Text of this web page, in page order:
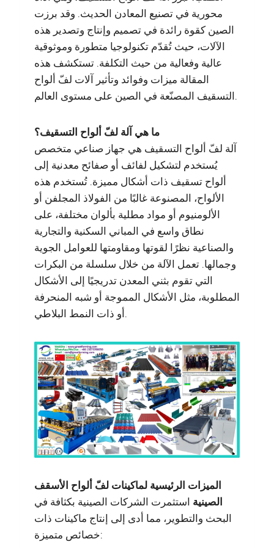
محورية في تصنيع المعادن الحديث. وقد برزت
الصين كقوة رائدة في تصميم وإنتاج وتصدير هذه
الآلات، حيث تُقدّم تكنولوجيا متطورة وموثوقية
عالية وفعالية من حيث التكلفة. تستكشف هذه
المقالة ميزات وفوائد وتأثير آلات لفّ ألواح
التسقيف المصنّعة في الصين على مستوى العالم.
ما هي آلة لفّ ألواح التسقيف؟
آلة لفّ ألواح التسقيف هي جهاز صناعي متخصص
يُستخدم لتشكيل لفائف أو صفائح معدنية إلى
ألواح تسقيف ذات أشكال مميزة. تُستخدم هذه
الألواح، المصنوعة غالبًا من الفولاذ المجلفن أو
الألومنيوم أو مواد مطلية بألوان مختلفة، على
نطاق واسع في المباني السكنية والتجارية
والصناعية نظرًا لقوتها ومقاومتها للعوامل الجوية
وجمالها. تعمل الآلة من خلال سلسلة من البكرات
التي تقوم بثني المعدن تدريجيًا إلى الأشكال
المطلوبة، مثل الأشكال المموجة أو شبه المنحرفة
أو ذات النمط البلاطي.
الميزات الرئيسية لماكينات لفّ ألواح الأسقف
الصينية استثمرت الشركات الصينية بكثافة في
البحث والتطوير، مما أدى إلى إنتاج ماكينات ذات
خصائص متميزة: